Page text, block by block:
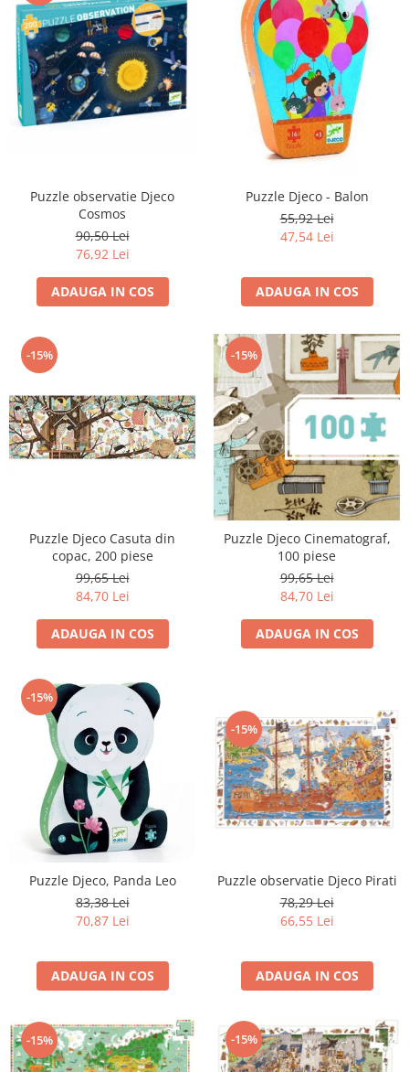
Puzzle observatie Djeco
Cosmos
90,50 Lei
76,92 Lei
ADAUGA IN COS
Puzzle Djeco - Balon
55,92 Lei
47,54 Lei
ADAUGA IN COS
-15%
Puzzle Djeco Casuta din
copac, 200 piese
99,65 Lei
84,70 Lei
ADAUGA IN COS
-15%
Puzzle Djeco Cinematograf,
100 piese
99,65 Lei
84,70 Lei
ADAUGA IN COS
-15%
Puzzle Djeco, Panda Leo
83,38 Lei
70,87 Lei
ADAUGA IN COS
-15%
Puzzle observatie Djeco Pirati
78,29 Lei
66,55 Lei
ADAUGA IN COS
-15% -15%